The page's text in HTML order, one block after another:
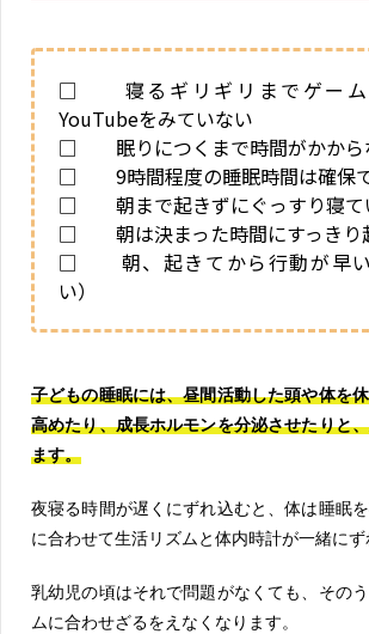
□ 寝るギリギリまでゲーム
YouTubeをみていない
□ 眠りにつくまで時間がかから
□ 9時間程度の睡眠時間は確保
□ 朝まで起きずにぐっすり寝て
□ 朝は決まった時間にすっきり
□ 朝、起きてから行動が早い
い）
子どもの睡眠には、昼間活動した頭や体を
高めたり、成長ホルモンを分泌させたりと
ます。
夜寝る時間が遅くにずれ込むと、体は睡眠
に合わせて生活リズムと体内時計が一緒にず
乳幼児の頃はそれで問題がなくても、その
ムに合わせざるをえなくなります。